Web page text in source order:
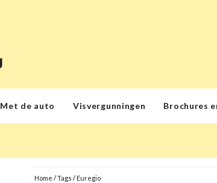
Met de auto Visvergunningen Brochures
Home /Tags / Euregio